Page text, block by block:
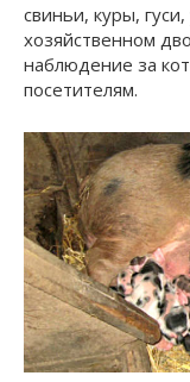
свиньи, куры,
хозяйственном
наблюдение за
посетителям.